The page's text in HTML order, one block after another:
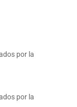
por la
por la